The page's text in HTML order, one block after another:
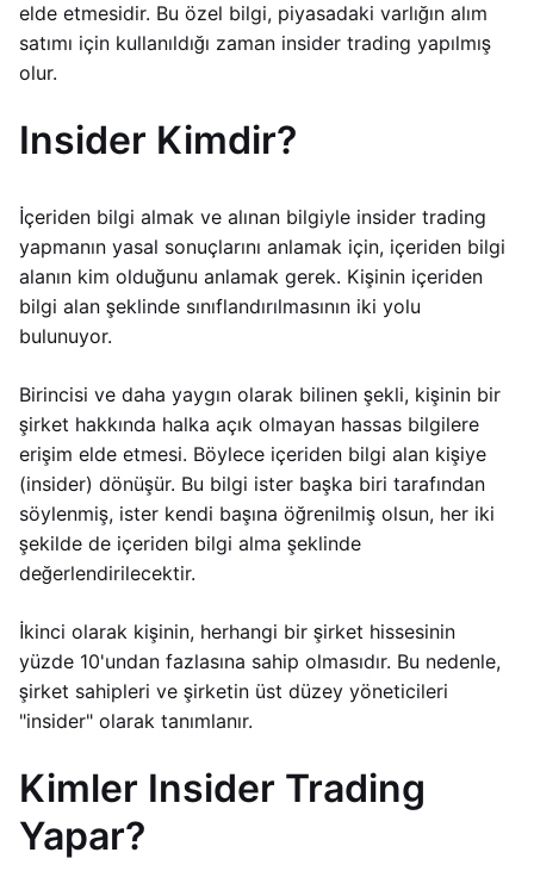
elde etmesidir. Bu özel bilgi, piyasadaki varlığın alım
satımı için kullanıldığı zaman insider trading yapılmış
olur.
Insider Kimdir?
İçeriden bilgi almak ve alınan bilgiyle insider trading
yapmanın yasal sonuçlarını anlamak için, içeriden bilgi
alanın kim olduğunu anlamak gerek. Kişinin içeriden
bilgi alan şeklinde sınıflandırılmasının iki yolu
bulunuyor.
Birincisi ve daha yaygın olarak bilinen şekli, kişinin bir
şirket hakkında halka açık olmayan hassas bilgilere
erişim elde etmesi. Böylece içeriden bilgi alan kişiye
(insider) dönüşür. Bu bilgi ister başka biri tarafından
söylenmiş, ister kendi başına öğrenilmiş olsun, her iki
şekilde de içeriden bilgi alma şeklinde
değerlendirilecektir.
İkinci olarak kişinin, herhangi bir şirket hissesinin
yüzde 10'undan fazlasına sahip olmasıdır. Bu nedenle,
şirket sahipleri ve şirketin üst düzey yöneticileri
"insider" olarak tanımlanır.
Kimler Insider Trading
Yapar?